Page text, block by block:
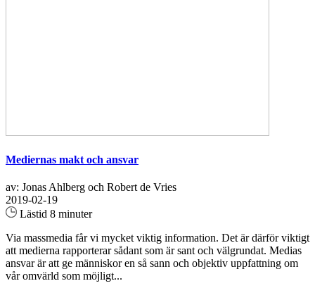
Mediernas makt och ansvar
av: Jonas Ahlberg och Robert de Vries
2019-02-19
Lästid 8 minuter
Via massmedia får vi mycket viktig information. Det är därför viktigt
att medierna rapporterar sådant som är sant och välgrundat. Medias
ansvar är att ge människor en så sann och objektiv uppfattning om
vår omvärld som möjligt...